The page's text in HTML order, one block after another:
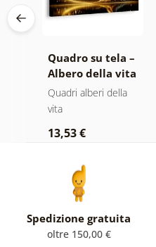
Quadro su tela –
Albero della vita
magia dorata
Quadri alberi della
vita
13,53 €
Spedizione gratuita
oltre 150,00 €